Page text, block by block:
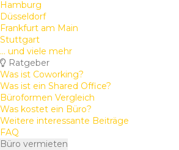
Hamburg
Düsseldorf
Frankfurt am Main
Stuttgart
... und viele mehr
Ratgeber
Was ist Coworking?
Was ist ein Shared Office?
Büroformen Vergleich
Was kostet ein Büro?
Weitere interessante Beiträge
FAQ
Büro vermieten